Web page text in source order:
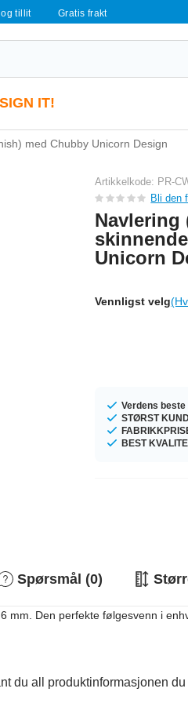
og tillit Gratis frakt
IT!
med Chubby Unicorn Design
Artikkelkode: PR-
Bli den
Navlering
Unicorn
Vennligst velg
Verdens
STØRST
BEST
Spørsmål (0)
Den perfekte følgesvenn i
du all produktinformasjonen du